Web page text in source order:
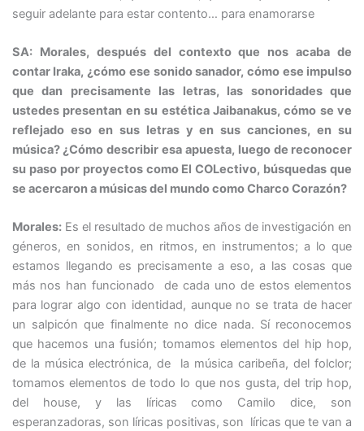
seguir adelante para estar contento… para enamorarse
SA: Morales, después del contexto que nos acaba de
contar Iraka, ¿cómo ese sonido sanador, cómo ese impulso
que dan precisamente las letras, las sonoridades que
ustedes presentan en su estética Jaibanakus, cómo se ve
reflejado eso en sus letras y en sus canciones, en su
música? ¿Cómo describir esa apuesta, luego de reconocer
su paso por proyectos como El COLectivo, búsquedas que
se acercaron a músicas del mundo como Charco Corazón?
Morales:Es el resultado de muchos años de investigación en
géneros, en sonidos, en ritmos, en instrumentos; a lo que
estamos llegando es precisamente a eso, a las cosas que
más nos han funcionado de cada uno de estos elementos
para lograr algo con identidad, aunque no se trata de hacer
un salpicón que finalmente no dice nada. Sí reconocemos
que hacemos una fusión; tomamos elementos del hip hop,
de la música electrónica, de la música caribeña, del folclor;
tomamos elementos de todo lo que nos gusta, del trip hop,
del house, y las líricas como Camilo dice, son
esperanzadoras, son líricas positivas, son líricas que te van a